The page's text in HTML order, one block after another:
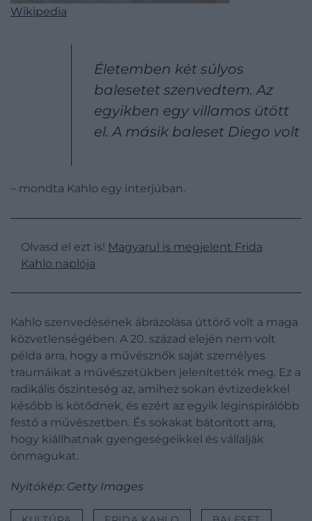
Wikipedia
Életemben két súlyos
balesetet szenvedtem. Az
egyikben egy villamos ütött
el. A másik baleset Diego volt
– mondta Kahlo egy interjúban.
Olvasd el ezt is! Magyarul is megjelent Frida
Kahlo naplója
Kahlo szenvedésének ábrázolása úttörő volt a maga
közvetlenségében. A 20. század elején nem volt
példa arra, hogy a művésznők saját személyes
traumáikat a művészetükben jelenítették meg. Ez a
radikális őszinteség az, amihez sokan évtizedekkel
később is kötődnek, és ezért az egyik leginspirálóbb
festő a művészetben. És sokakat bátorított arra,
hogy kiállhatnak gyengeségeikkel és vállalják
önmagukat.
Nyitókép: Getty Images